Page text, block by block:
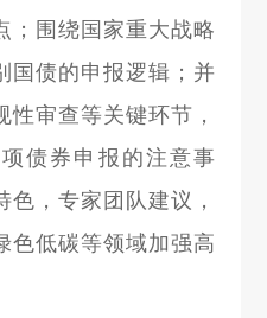
；围绕国家重大战略
国债的申报逻辑；并
审查等关键环节，
债券申报的注意事
，专家团队建议，
色低碳等领域加强高